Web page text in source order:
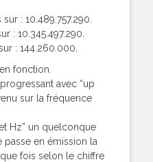
: 10.489.757.290.
: 10.345.497.290.
: 144.260.000.
fonction.
avec “up
sur la fréquence
Hz” un quelconque
passe en émission la
fois selon le chiffre